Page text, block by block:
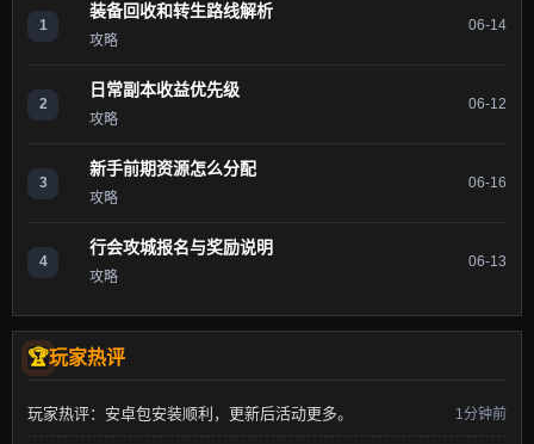
1
装备回收和转生路线解析
攻略
06-14
2
日常副本收益优先级
攻略
06-12
3
新手前期资源怎么分配
攻略
06-16
4
行会攻城报名与奖励说明
攻略
06-13
玩家热评
玩家热评：安卓包安装顺利，更新后活动更多。 1分钟前